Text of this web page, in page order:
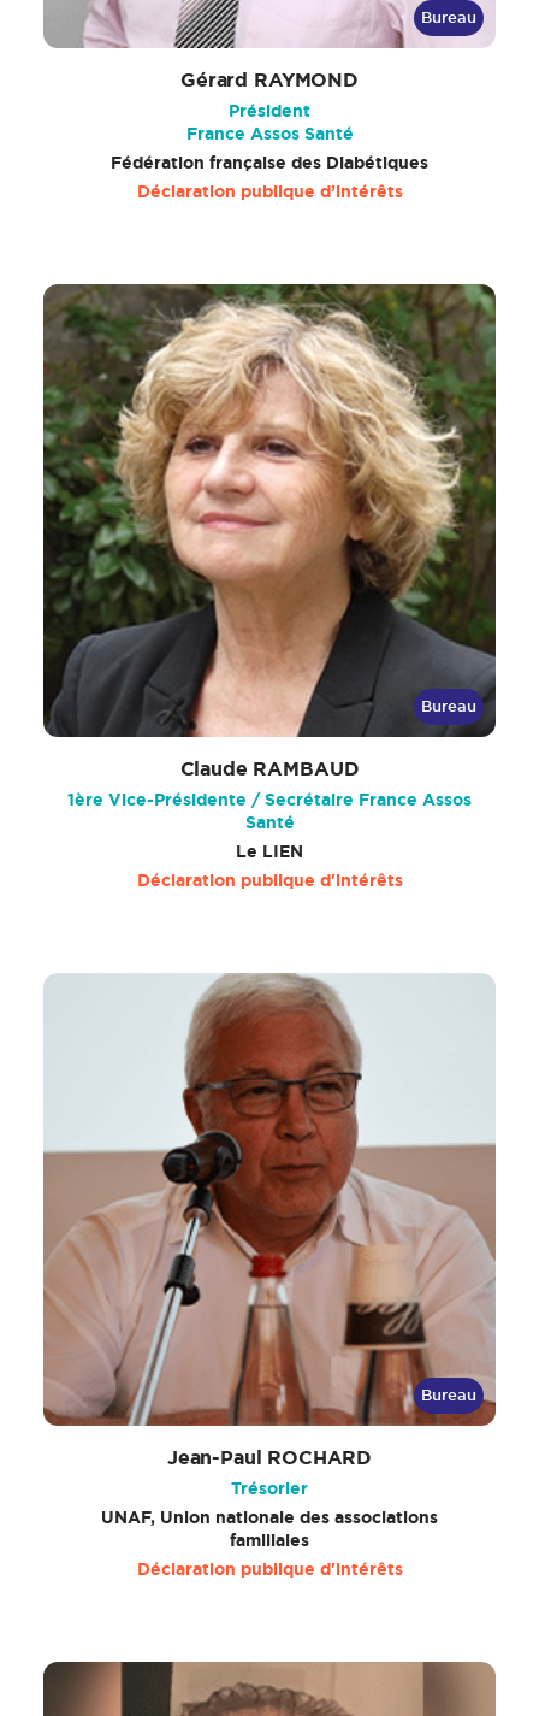
Bureau
Gérard RAYMOND
Président
France Assos Santé
Fédération française des Diabétiques
Déclaration publique d’intérêts
Bureau
Claude RAMBAUD
1ère Vice-Présidente / Secrétaire France Assos
Santé
Le LIEN
Déclaration publique d'intérêts
Bureau
Jean-Paul ROCHARD
Trésorier
UNAF, Union nationale des associations
familiales
Déclaration publique d'intérêts